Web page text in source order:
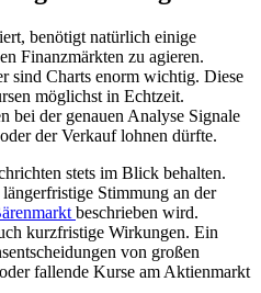
benötigt natürlich einige
Finanzmärkten zu agieren.
sind Charts enorm wichtig. Diese
möglichst in Echtzeit.
bei der genauen Analyse Signale
der Verkauf lohnen dürfte.
stets im Blick behalten.
Stimmung an der
beschrieben wird.
kurzfristige Wirkungen. Ein
von großen
fallende Kurse am Aktienmarkt